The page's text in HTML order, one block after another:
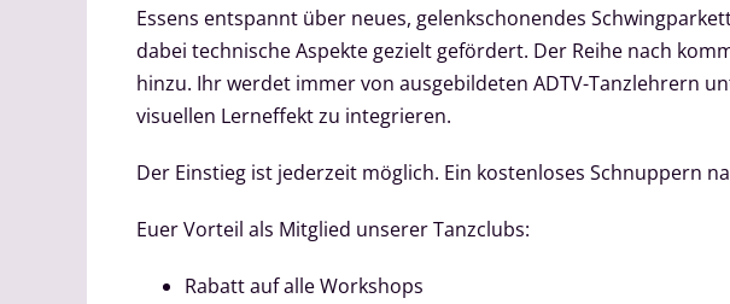
Essens entspannt über neues, gelenkschonendes
dabei technische Aspekte gezielt gefördert. Der Reihe nach
hinzu. Ihr werdet immer von ausgebildeten ADTV-Tanzlehrern
visuellen Lerneffekt zu integrieren.
Der Einstieg ist jederzeit möglich. Ein kostenloses Schnuppern
Euer Vorteil als Mitglied unserer Tanzclubs:
Rabatt auf alle Workshops